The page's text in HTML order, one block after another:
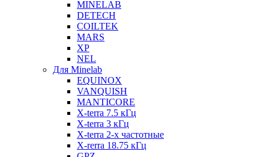
MINELAB
DETECH
COILTEK
MARS
XP
NEL
Для Minelab
EQUINOX
VANQUISH
MANTICORE
X-terra 7.5 кГц
X-terra 3 кГц
X-terra 2-х частотные
X-rerra 18.75 кГц